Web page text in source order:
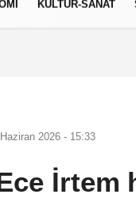
KÜLTÜR-SANAT
2026 - 15:33
İrtem